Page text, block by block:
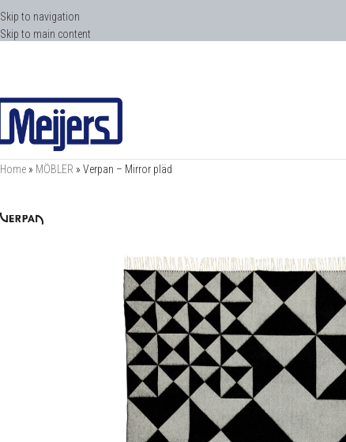
Skip to navigation
Skip to main content
Home » MÖBLER » Verpan – Mirror pläd